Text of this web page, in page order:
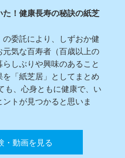
！健康長寿の秘訣の紙芝
委託により、しずおか健
気な百寿者（百歳以上の
しぶりや興味のあること
「紙芝居」としてまとめ
も、心身ともに健康で、い
トが見つかると思いま
・動画を見る